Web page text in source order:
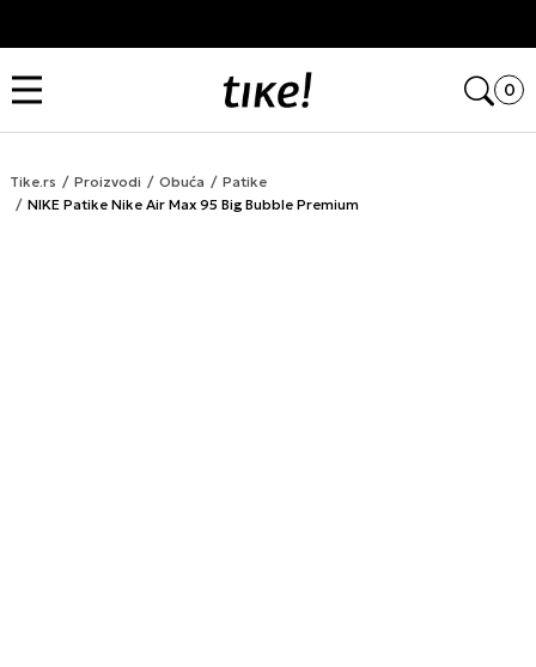
0
Tike.rs Proizvodi Obuća
Patike
NIKE Patike Nike Air Max 95 Big Bubble Premium